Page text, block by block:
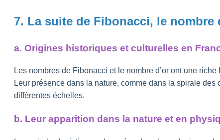
7. La suite de Fibonacci, le
a. Origines historiques et culturelles en
Les nombres de Fibonacci et le nombre d’or ont une
Leur présence dans la nature, comme dans la spirale
différentes échelles.
b. Leur apparition dans la nature et en